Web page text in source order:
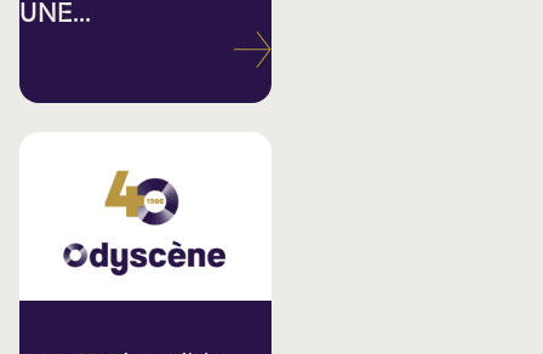
UNE...